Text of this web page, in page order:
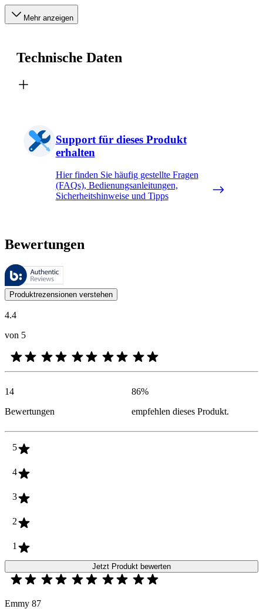
Mehr anzeigen
Technische Daten
Support für dieses Produkt
erhalten
Hier finden Sie häufig gestellte Fragen
(FAQs), Bedienungsanleitungen,
Sicherheitshinweise und Tipps
Bewertungen
Diese Bewertungen werden von Bazaarvoice verwaltet und
Kundenmeinungen in Form von Produkt- und Sternebewertungen
Produktrezensionen verstehen
4.4
von 5
14
Bewertungen
86%
empfehlen dieses Produkt.
5
4
3
2
1
Jetzt Produkt bewerten
Emmy 87